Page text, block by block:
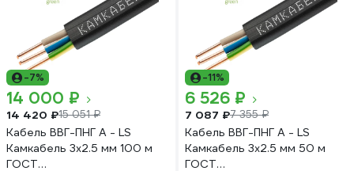
-7%
14 000 ₽
14 420 ₽15 051 ₽
Кабель ВВГ-ПНГ А - LS
Камкабель 3x2.5 мм 100 м
ГОСТ
-11%
6 526 ₽
7 087 ₽7 355 ₽
Кабель ВВГ-ПНГ А - LS
Камкабель 3x2.5 мм 50 м
ГОСТ